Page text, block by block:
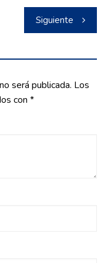
Siguiente
será publicada. Los
con *